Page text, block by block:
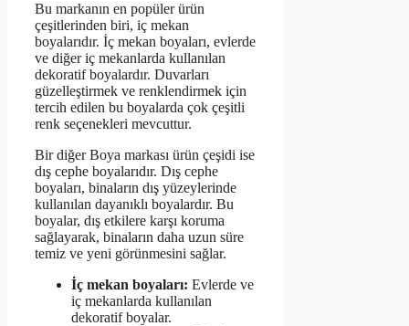
Bu markanın en popüler ürün
çeşitlerinden biri, iç mekan
boyalarıdır. İç mekan boyaları, evlerde
ve diğer iç mekanlarda kullanılan
dekoratif boyalardır. Duvarları
güzelleştirmek ve renklendirmek için
tercih edilen bu boyalarda çok çeşitli
renk seçenekleri mevcuttur.
Bir diğer Boya markası ürün çeşidi ise
dış cephe boyalarıdır. Dış cephe
boyaları, binaların dış yüzeylerinde
kullanılan dayanıklı boyalardır. Bu
boyalar, dış etkilere karşı koruma
sağlayarak, binaların daha uzun süre
temiz ve yeni görünmesini sağlar.
İç mekan boyaları: Evlerde ve
iç mekanlarda kullanılan
dekoratif boyalar.